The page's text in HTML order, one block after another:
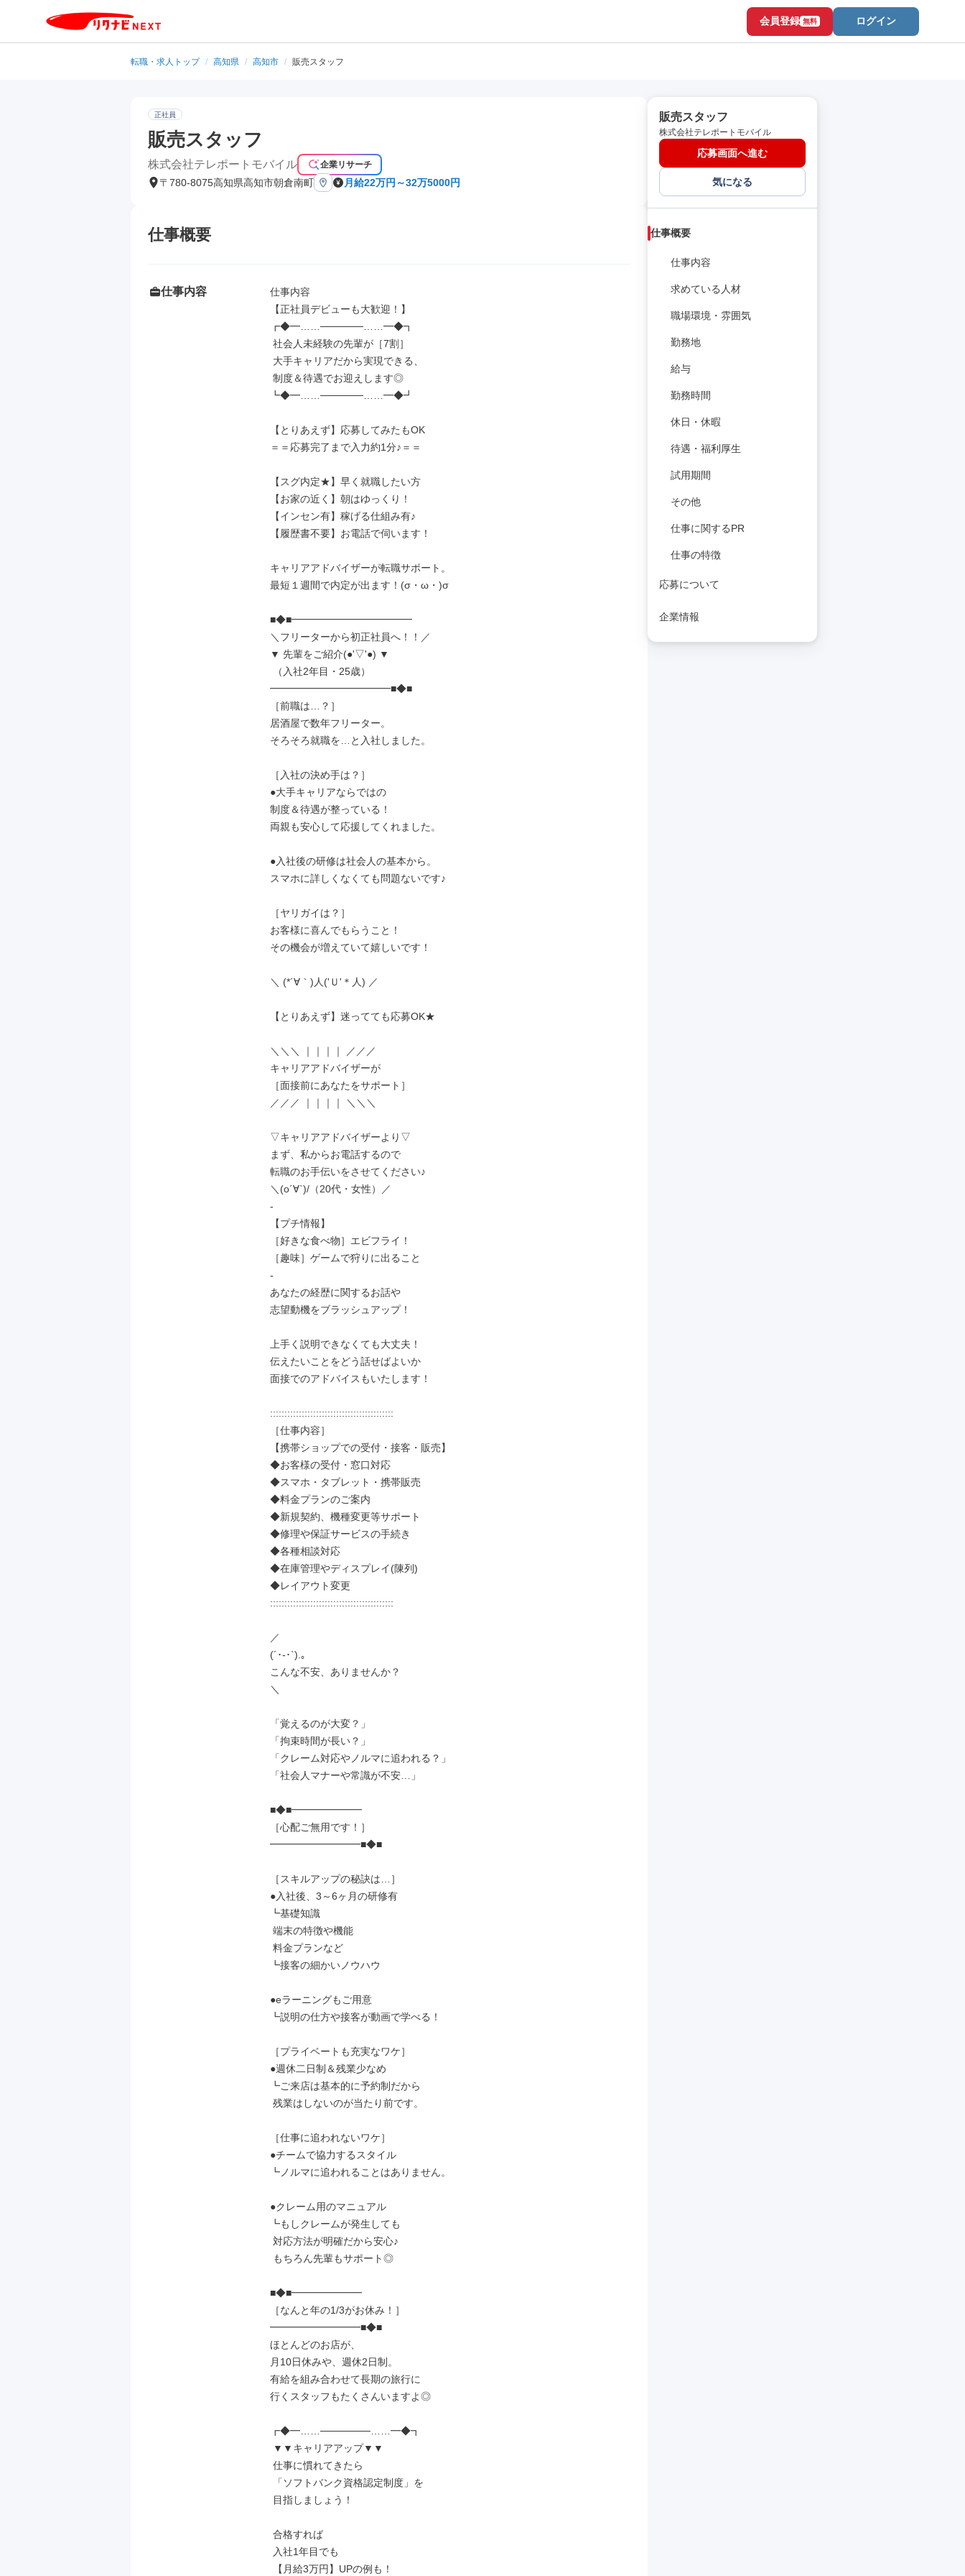
会員登録 無料 ログイン
転職・求人トップ / 高知県 / 高知市 / 販売スタッフ
正社員
販売スタッフ
株式会社テレポートモバイル 企業リサーチ
〒780-8075高知県高知市朝倉南町 月給22万円～32万5000円
仕事概要
仕事内容
仕事内容
【正社員デビューも大歓迎！】
┏◆━……──────……━◆┓
┗◆━……──────……━◆┛
【とりあえず】応募してみたもOK
＝＝応募完了まで入力約1分♪＝＝
【スグ内定★】早く就職したい方
【お家の近く】朝はゆっくり！
【インセン有】稼げる仕組み有♪
【履歴書不要】お電話で伺います！
キャリアアドバイザーが転職サポート。
最短１週間で内定が出ます！(σ・ω・)σ
■◆■━━━━━━━━━━━━
＼フリーターから初正社員へ！！／
▼ 先輩をご紹介(●'▽'●) ▼
━━━━━━━━━━━━■◆■
［前職は…？］
居酒屋で数年フリーター。
そろそろ就職を…と入社しました。
［入社の決め手は？］
●大手キャリアならではの
制度＆待遇が整っている！
両親も安心して応援してくれました。
●入社後の研修は社会人の基本から。
スマホに詳しくなくても問題ないです♪
［ヤリガイは？］
お客様に喜んでもらうこと！
その機会が増えていて嬉しいです！
＼ (*´∀｀)人('Ｕ'＊人) ／
【とりあえず】迷ってても応募OK★
＼＼＼ ｜｜｜｜ ／／／
キャリアアドバイザーが
［面接前にあなたをサポート］
／／／ ｜｜｜｜ ＼＼＼
▽キャリアアドバイザーより▽
まず、私からお電話するので
転職のお手伝いをさせてください♪
＼(o´∀`)/（20代・女性）／
-
【プチ情報】
［好きな食べ物］エビフライ！
［趣味］ゲームで狩りに出ること
-
あなたの経歴に関するお話や
志望動機をブラッシュアップ！
上手く説明できなくても大丈夫！
伝えたいことをどう話せばよいか
面接でのアドバイスもいたします！
:::::::::::::::::::::::::::::::::::::::::::
［仕事内容］
【携帯ショップでの受付・接客・販売】
◆お客様の受付・窓口対応
◆スマホ・タブレット・携帯販売
◆料金プランのご案内
◆新規契約、機種変更等サポート
◆修理や保証サービスの手続き
◆各種相談対応
◆在庫管理やディスプレイ(陳列)
◆レイアウト変更
:::::::::::::::::::::::::::::::::::::::::::
／
(´･-･`).｡
こんな不安、ありませんか？
＼
「覚えるのが大変？」
「拘束時間が長い？」
「クレーム対応やノルマに追われる？」
「社会人マナーや常識が不安…」
■◆■━━━━━━━
［心配ご無用です！］
━━━━━━━━━■◆■
［スキルアップの秘訣は…］
●入社後、3～6ヶ月の研修有
┗基礎知識
┗接客の細かいノウハウ
●eラーニングもご用意
┗説明の仕方や接客が動画で学べる！
［プライベートも充実なワケ］
●週休二日制＆残業少なめ
┗ご来店は基本的に予約制だから
［仕事に追われないワケ］
●チームで協力するスタイル
┗ノルマに追われることはありません。
●クレーム用のマニュアル
┗もしクレームが発生しても
■◆■━━━━━━━
［なんと年の1/3がお休み！］
━━━━━━━━━■◆■
ほとんどのお店が、
月10日休みや、週休2日制。
有給を組み合わせて長期の旅行に
行くスタッフもたくさんいますよ◎
┏◆━……───────……━◆┓
販売スタッフ
株式会社テレポートモバイル
応募画面へ進む
気になる
仕事概要
仕事内容
求めている人材
職場環境・雰囲気
勤務地
給与
勤務時間
休日・休暇
待遇・福利厚生
試用期間
その他
仕事に関するPR
仕事の特徴
応募について
企業情報